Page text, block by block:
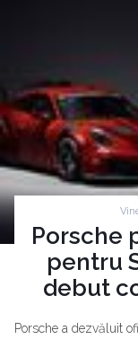
Porsche
pentru
debut
Porsche a dezvăluit